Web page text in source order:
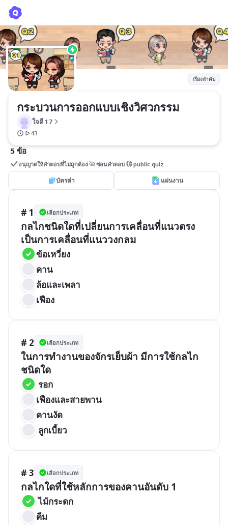
เรียงลำดับ
กระบวนการออกแบบเชิงวิศวกรรม
ใจดี 17
43
5 ข้อ
อนุญาตให้คำตอบที่ไม่ถูกต้อง ซ่อนคำตอบ public quiz
บัตรคำ แผ่นงาน
# 1 เลือกประเภท
กลไกชนิดใดที่เปลี่ยนการเคลื่อนที่แนวตรง
เป็นการเคลื่อนที่แนววงกลม
ข้อเหวี่ยง
คาน
ล้อและเพลา
เฟือง
# 2 เลือกประเภท
ในการทำงานของจักรเย็บผ้า มีการใช้กลไก
ชนิดใด
รอก
เฟืองและสายพาน
คานงัด
ลูกเบี้ยว
# 3 เลือกประเภท
กลไกใดที่ใช้หลักการของคานอันดับ 1
ไม้กระดก
คีม